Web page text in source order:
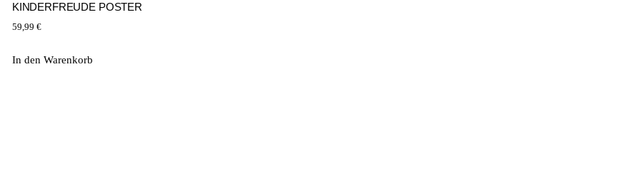
KINDERFREUDE POSTER
59,99 €
In den Warenkorb